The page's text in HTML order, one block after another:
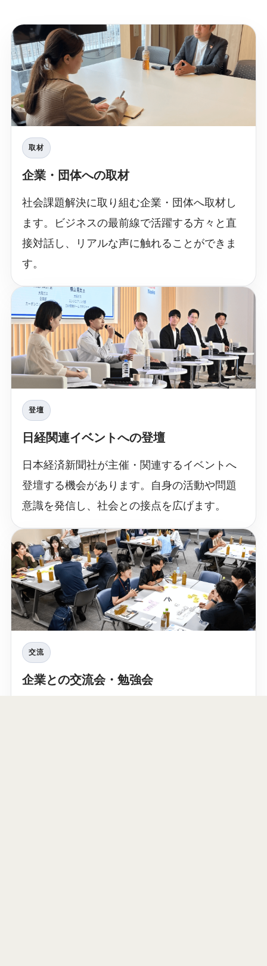
取材
企業・団体への取材
社会課題解決に取り組む企業・団体へ取材し
ます。ビジネスの最前線で活躍する方々と直
接対話し、リアルな声に触れることができま
す。
登壇
日経関連イベントへの登壇
日本経済新聞社が主催・関連するイベントへ
登壇する機会があります。自身の活動や問題
意識を発信し、社会との接点を広げます。
交流
企業との交流会・勉強会